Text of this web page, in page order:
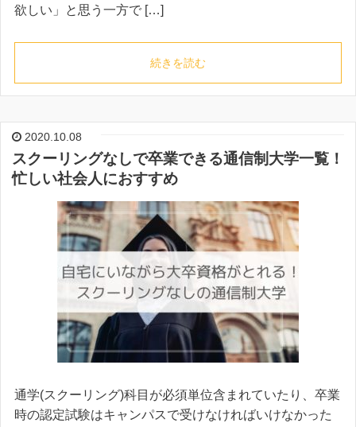
欲しい」と思う一方で […]
続きを読む
2020.10.08
スクーリングなしで卒業できる通信制大学一覧！
忙しい社会人におすすめ
通学(スクーリング)科目が必須単位含まれていたり、卒業
時の認定試験はキャンパスで受けなければいけなかった